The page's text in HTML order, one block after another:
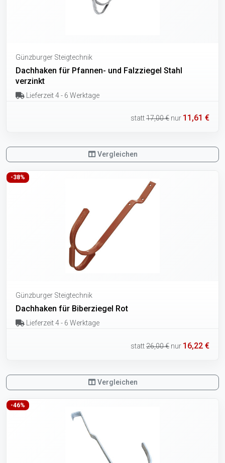
Günzburger Steigtechnik
Dachhaken für Pfannen- und Falzziegel Stahl
verzinkt
Lieferzeit 4 - 6 Werktage
statt17,00 € nur 11,61 €
Vergleichen
-38%
Günzburger Steigtechnik
Dachhaken für Biberziegel Rot
Lieferzeit 4 - 6 Werktage
statt26,00 € nur 16,22 €
Vergleichen
-46%